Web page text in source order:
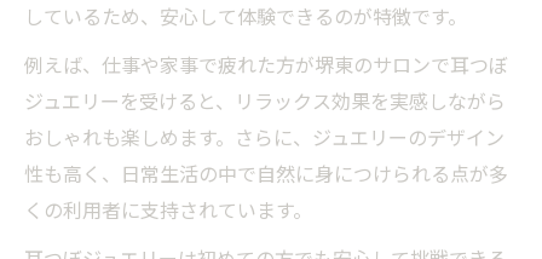
耳つぼジュエリーの安全性と衛生面のポイ
ント
施術前に知っておきたい耳つぼジュエリー
の注意点
大阪府堺市における耳つぼジュエリーの魅力
堺市で広がる耳つぼジュエリーの注目ポイ
ント
しているため、安心して体験できるのが特徴です。
例えば、仕事や家事で疲れた方が堺東のサロンで耳つぼ
ジュエリーを受けると、リラックス効果を実感しながら
おしゃれも楽しめます。さらに、ジュエリーのデザイン
性も高く、日常生活の中で自然に身につけられる点が多
くの利用者に支持されています。